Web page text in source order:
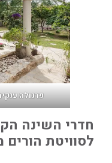
פרגולה
חדרי השינה
לסוויטת